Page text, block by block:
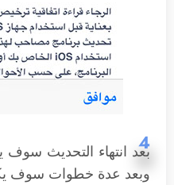
4
بعد انتهاء التحديث سوف
وبعد عدة خطوات سوف